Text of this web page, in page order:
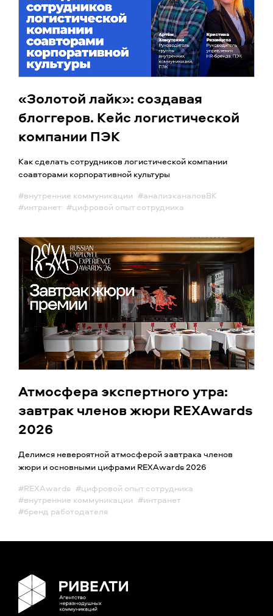
«Золотой лайк»: создавая
блоггеров. Кейс логистической
компании ПЭК
Как сделать сотрудников логистической компании
соавторами корпоративной культуры
#внутренние коммуникации #анализканаловВК
#интранет #цифровой опыт сотрудника
Атмосфера экспертного утра:
завтрак членов жюри REXAwards
2026
Делимся невероятной атмосферой завтрака членов
жюри и основными цифрами REXAwards 2026
#REXAwards #цифровой опыт сотрудника
#внутренние коммуникации #интранет
#бренд работодателя